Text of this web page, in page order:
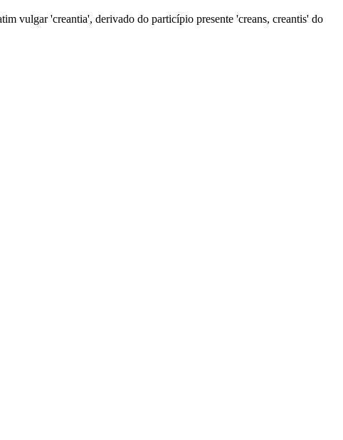
vulgar 'creantia', derivado do particípio presente 'creans, creantis' do